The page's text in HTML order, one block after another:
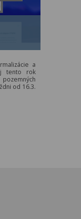
a
tento rok
od 16.3.